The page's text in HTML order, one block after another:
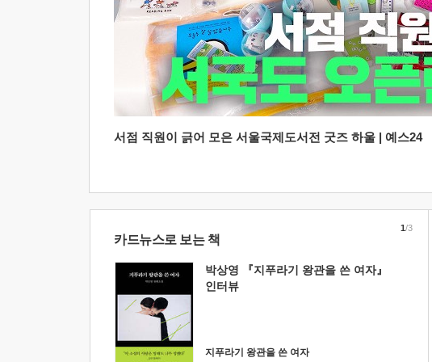
서점 직원이 긁어 모은 서울국제도서전 굿즈 하울 | 예스24
카드뉴스로 보는 책
박상영 『지푸라기 왕관을 쓴 여자』
인터뷰
지푸라기 왕관을 쓴 여자
1/3